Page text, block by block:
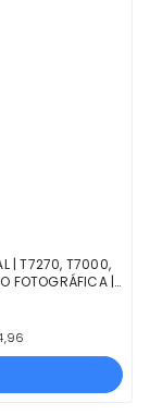
| T7270, T7000,
FOTOGRÁFICA |